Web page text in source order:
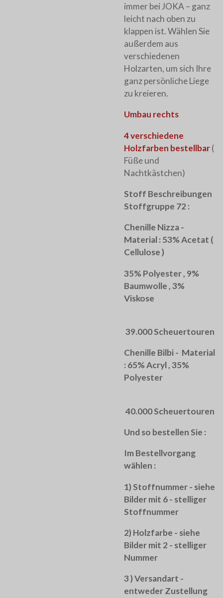
immer bei JOKA – ganz
leicht nach oben zu
klappen ist. Wählen Sie
außerdem aus
verschiedenen
Holzarten, um sich Ihre
ganz persönliche Liege
zu kreieren.
Umbau rechts
4 verschiedene
Holzfarben bestellbar(
Füße und
Nachtkästchen)
Stoff Beschreibungen
Stoffgruppe 72 :
Chenille Nizza -
Material : 53% Acetat (
Cellulose )
35% Polyester , 9%
Baumwolle , 3%
Viskose
39.000 Scheuertouren
Chenille Bilbi - Material
: 65% Acryl , 35%
Polyester
40.000 Scheuertouren
Und so bestellen Sie :
Im Bestellvorgang
wählen :
1) Stoffnummer - siehe
Bilder mit 6 - stelliger
Stoffnummer
2) Holzfarbe - siehe
Bilder mit 2 - stelliger
Nummer
3 ) Versandart -
entweder Zustellung